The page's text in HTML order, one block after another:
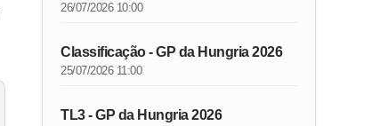
26/07/2026 10:00
Classificação - GP da Hungria 2026
25/07/2026 11:00
TL3 - GP da Hungria 2026